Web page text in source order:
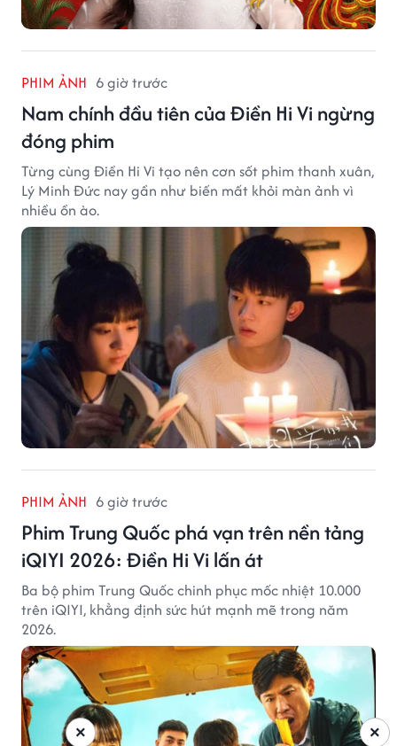
PHIM ẢNH 6 giờ trước
Nam chính đầu tiên của Điền Hi Vi ngừng
đóng phim
Từng cùng Điền Hi Vi tạo nên cơn sốt phim thanh xuân,
Lý Minh Đức nay gần như biến mất khỏi màn ảnh vì
nhiều ồn ào.
PHIM ẢNH 6 giờ trước
Phim Trung Quốc phá vạn trên nền tảng
iQIYI 2026: Điền Hi Vi lấn át
Ba bộ phim Trung Quốc chinh phục mốc nhiệt 10.000
trên iQIYI, khẳng định sức hút mạnh mẽ trong năm
2026.
×
×